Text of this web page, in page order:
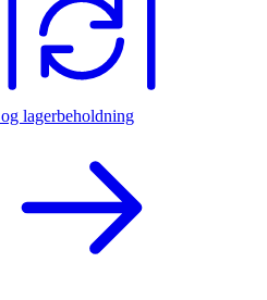
lagerbeholdning